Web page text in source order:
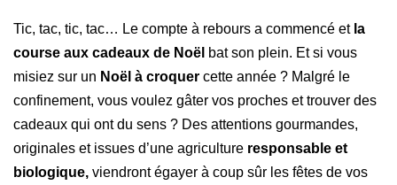
Tic, tac, tic, tac… Le compte à rebours a commencé et la
course aux cadeaux de Noël bat son plein. Et si vous
misiez sur un Noël à croquer cette année ? Malgré le
confinement, vous voulez gâter vos proches et trouver des
cadeaux qui ont du sens ? Des attentions gourmandes,
originales et issues d’une agriculture responsable et
biologique, viendront égayer à coup sûr les fêtes de vos